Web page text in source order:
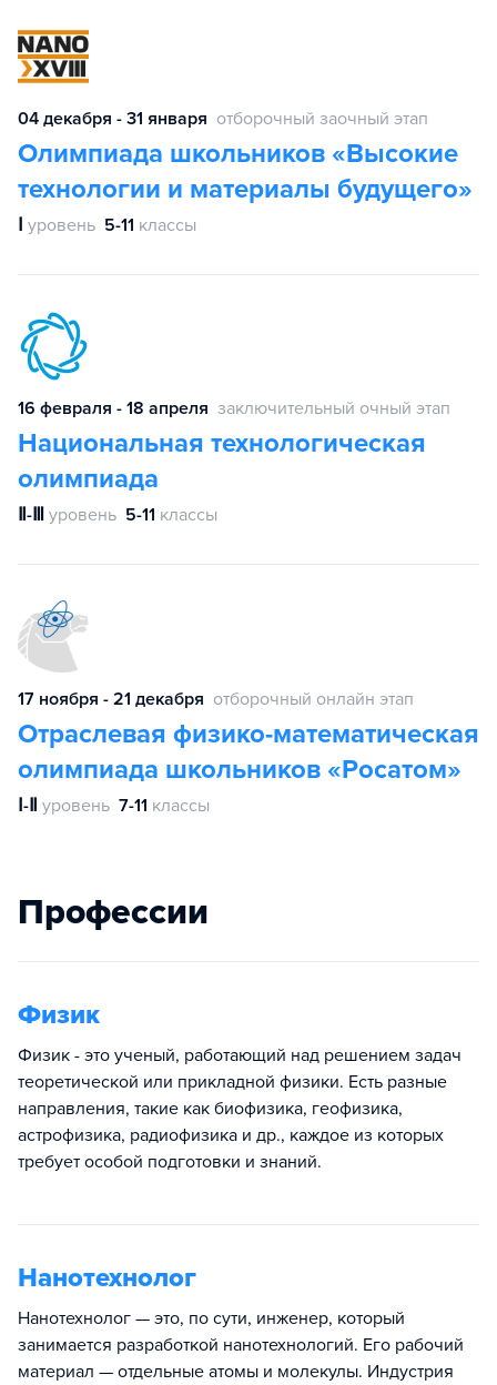
04 декабря - 31 января отборочный заочный этап
Олимпиада школьников «Высокие
технологии и материалы будущего»
Ⅰ уровень 5-11 классы
16 февраля - 18 апреля заключительный очный этап
Национальная технологическая
олимпиада
Ⅱ-Ⅲ уровень 5-11 классы
17 ноября - 21 декабря отборочный онлайн этап
Отраслевая физико-математическая
олимпиада школьников «Росатом»
Ⅰ-Ⅱ уровень 7-11 классы
Профессии
Физик
Физик - это ученый, работающий над решением задач
теоретической или прикладной физики. Есть разные
направления, такие как биофизика, геофизика,
астрофизика, радиофизика и др., каждое из которых
требует особой подготовки и знаний.
Нанотехнолог
Нанотехнолог — это, по сути, инженер, который
занимается разработкой нанотехнологий. Его рабочий
материал — отдельные атомы и молекулы. Индустрия